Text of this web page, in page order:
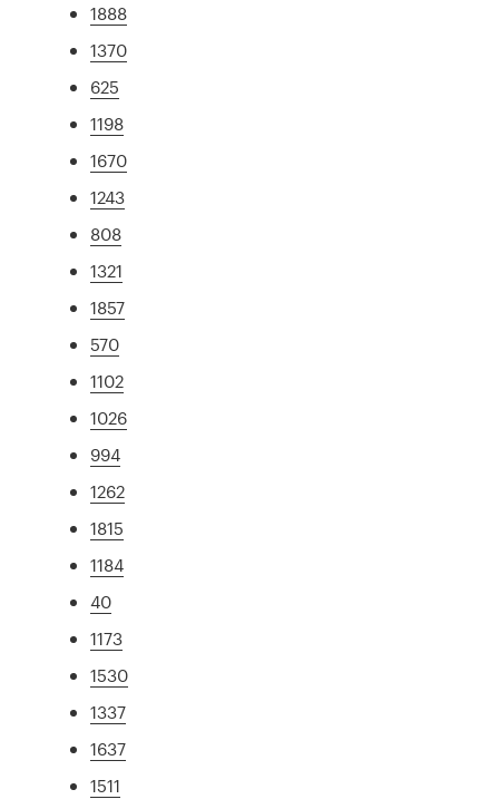
1888
1370
625
1198
1670
1243
808
1321
1857
570
1102
1026
994
1262
1815
1184
40
1173
1530
1337
1637
1511